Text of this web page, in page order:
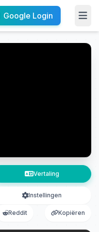
Google Login
Vertaling
Instellingen
Reddit Kopiëren